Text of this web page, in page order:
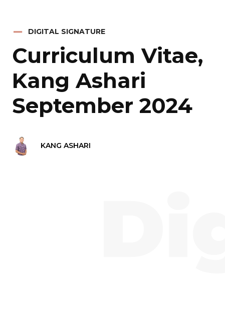
DIGITAL SIGNATURE
Curriculum Vitae,
Kang Ashari
September 2024
KANG ASHARI